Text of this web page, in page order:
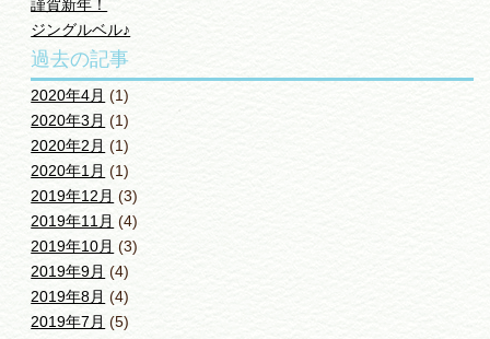
謹賀新年！
ジングルベル♪
過去の記事
2020年4月 (1)
2020年3月 (1)
2020年2月 (1)
2020年1月 (1)
2019年12月 (3)
2019年11月 (4)
2019年10月 (3)
2019年9月 (4)
2019年8月 (4)
2019年7月 (5)